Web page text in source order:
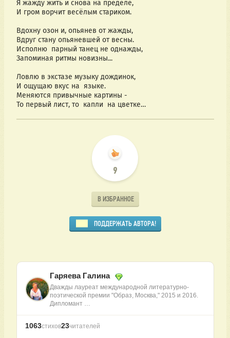
Я жажду жить и снова на пределе,
И гром ворчит весёлым стариком.
Вдохну озон и, опьянев от жажды,
Вдруг стану опьяневшей от весны.
Исполню  парный танец не однажды,
Запоминая ритмы новизны...
Ловлю в экстазе музыку дождинок,
И ощущаю вкус на  языке.
Меняются привычные картины -
То первый лист, то  капли  на цветке…
9
В ИЗБРАННОЕ
ПОДДЕРЖАТЬ АВТОРА!
Гаряева Галина
Дважды лауреат международной литературно-
поэтической премии "Образ, Москва," 2015 и 2016.
Дипломант …
1063стихов23читателей